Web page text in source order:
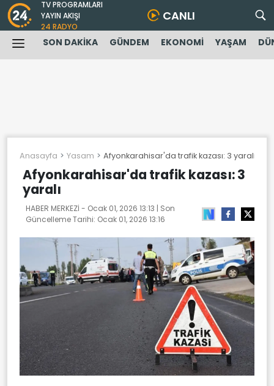
TV PROGRAMLARI
YAYIN AKIŞI
24 RADYO
CANLI
SON DAKİKA GÜNDEM EKONOMİ YAŞAM
Anasayfa Yasam Afyonkarahisar'da trafik kazası: 3 yaralı
Afyonkarahisar'da trafik kazası: 3
yaralı
HABER MERKEZİ - Ocak 01, 2026 13:13 | Son
Güncelleme Tarihi: Ocak 01, 2026 13:16